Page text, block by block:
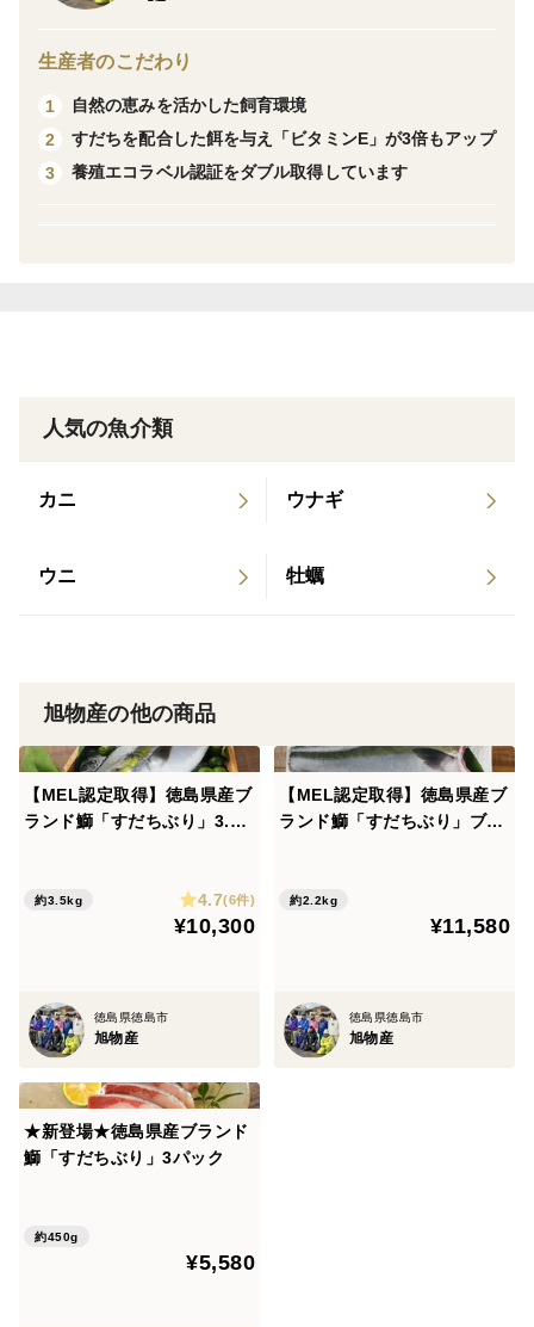
います。
水流の速い鳴門海峡の西に位置する北灘漁場は水質がよ
生産者のこだわり
1
自然の恵みを活かした飼育環境
2
すだちを配合した餌を与え「ビタミンE」が3倍もアップ
3
養殖エコラベル認証をダブル取得しています
人気の魚介類
カニ ウナギ
ウニ 牡蠣
旭物産の他の商品
【MEL認定取得】徳島県産ブ
ランド鰤「すだちぶり」3.5k
約3.5kg 4.7(6件)
¥10,300
徳島県徳島市
旭物産
【MEL認定取得】徳島県産ブ
ランド鰤「すだちぶり」ブリ
約2.2kg
¥11,580
徳島県徳島市
旭物産
★新登場★徳島県産ブランド
鰤「すだちぶり」3パック
約450g
¥5,580